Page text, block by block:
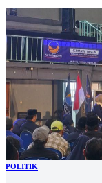
POLITIK